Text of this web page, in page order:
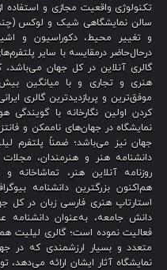
تکنولوژی واقعیت مجازی و
سالن نمایشگاهی شیک و لوکس
و تغییر محیط، دکوراسیون و
درحال‌حاضر درمقایسه با سایر
هنری و تجاری و با میانگین بیش
موفق‌ترین و پربازدیدترین گالری
کردن اولین نگارخانه با گویندگی
نمایشگاه در جهان‌های ناممکن و
جهان نیز می‌باشد؛ ضمناً پلتفرم
دانشنامه هنر و هنرمندان،
روزنامه آنلاین هنر،
هم‌اکنون بزرگترین دانشنامه
استارتاپ هنری فارسی زبان در کل
دانش جامعه، به‌عنوان دانشنامه
فعالیت نموده است؛ گالری لیلیت
متعدد و بسیار ارزشمندی که در
نمایشگاه آثار ایشان ارائه می‌دهد،